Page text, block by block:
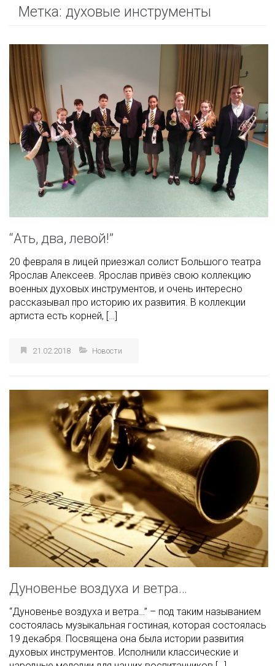
Метка: духовые инструменты
“Ать, два, левой!”
20 февраля в лицей приезжал солист Большого театра
Ярослав Алексеев. Ярослав привёз свою коллекцию
военных духовых инструментов, и очень интересно
рассказывал про историю их развития. В коллекции
артиста есть корней, […]
Дуновенье воздуха и ветра…
“Дуновенье воздуха и ветра…” – под таким называнием
состоялась музыкальная гостиная, которая состоялась
19 декабря. Посвящена она была истории развития
духовых инструментов. Исполнили классические и